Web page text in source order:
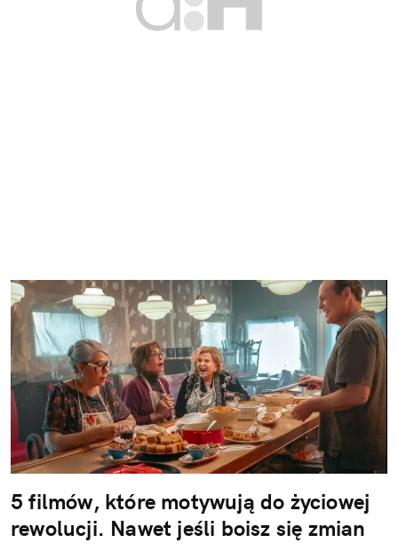
5 filmów, które motywują do życiowej
rewolucji. Nawet jeśli boisz się zmian